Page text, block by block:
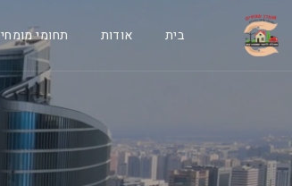
בית אודות תחומי